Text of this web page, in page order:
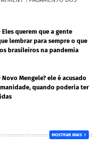
querem que a gente
lembrar para sempre o que
brasileiros na pandemia
Mengele? ele é acusado
quando poderia ter
MOSTRAR MAIS